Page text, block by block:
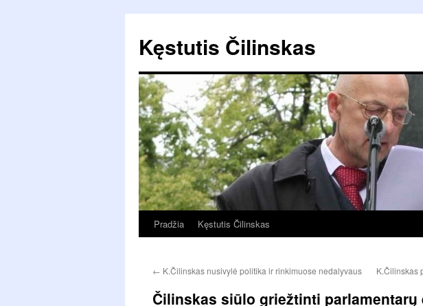
turinio
Kęstutis Čilinskas
Pradžia Kęstutis Čilinskas
← K.Čilinskas nusivylė politika ir rinkimuose nedalyvaus K.Čilinskas
Čilinskas siūlo griežtinti